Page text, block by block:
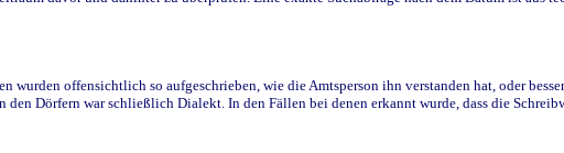
offensichtlich so aufgeschrieben, wie die Amtsperson ihn verstanden hat, oder
den Dörfern war schließlich Dialekt. In den Fällen bei denen erkannt wurde, dass die